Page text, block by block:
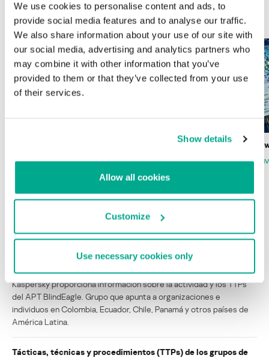
We use cookies to personalise content and ads, to
provide social media features and to analyse our traffic.
We also share information about your use of our site with
our social media, advertising and analytics partners who
may combine it with other information that you’ve
provided to them or that they’ve collected from your use
of their services.
Show details
Allow all cookies
Customize
Use necessary cookies only
ÚLTIMAS PUBLICACIONES
Estado del
FABIO ASSOLINI MARC
INFORMES
Kaspersky proporciona información sobre la actividad y los TTPs
del APT BlindEagle. Grupo que apunta a organizaciones e
individuos en Colombia, Ecuador, Chile, Panamá y otros países de
América Latina.
Tácticas, técnicas y procedimientos (TTPs) de los grupos de